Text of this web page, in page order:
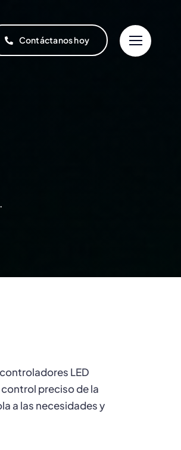
Contáctanos hoy
LED
preciso de la
a las necesidades y